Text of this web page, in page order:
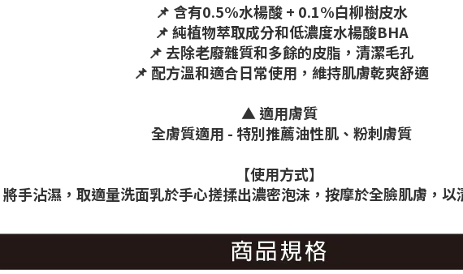
📌 含有0.5%水楊酸 + 0.1%白柳樹皮水
📌 純植物萃取成分和低濃度水楊酸BHA
📌 去除老廢雜質和多餘的皮脂，清潔毛孔
📌 配方溫和適合日常使用，維持肌膚乾爽舒適
▲ 適用膚質
全膚質適用 - 特別推薦油性肌、粉刺膚質
【使用方式】
將手沾濕，取適量洗面乳於手心搓揉出濃密泡沫，按摩於全臉肌膚，以